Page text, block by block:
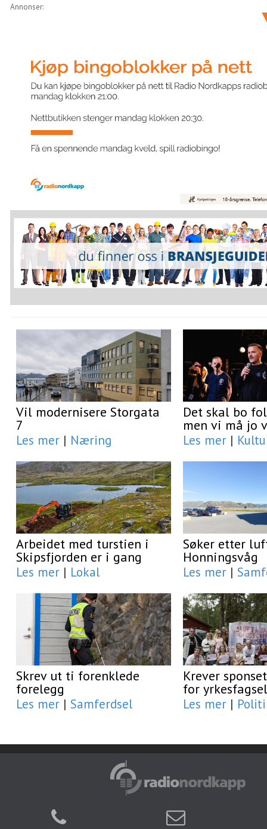
Annonser:
Vil modernisere Storgata
7
Les mer | Næring
Det skal bo
men vi må jo
Les mer |
Arbeidet med turstien i
Skipsfjorden er i gang
Les mer | Lokal
Søker etter
Honningsvåg
Les mer |
Skrev ut ti forenklede
forelegg
Les mer | Samferdsel
Krever
for
Les mer |